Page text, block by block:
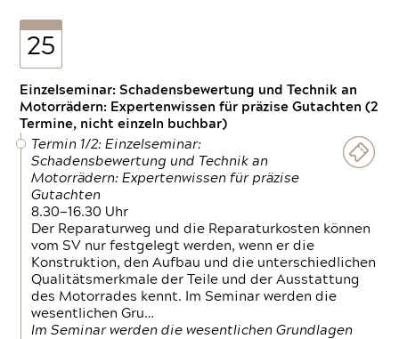
25
Einzelseminar: Schadensbewertung und Technik an
Motorrädern: Expertenwissen für präzise Gutachten (2
Termine, nicht einzeln buchbar)
Termin 1/2: Einzelseminar:
Schadensbewertung und Technik an
Motorrädern: Expertenwissen für präzise
Gutachten
8.30—16.30 Uhr
Der Reparaturweg und die Reparaturkosten können
vom SV nur festgelegt werden, wenn er die
Konstruktion, den Aufbau und die unterschiedlichen
Qualitätsmerkmale der Teile und der Ausstattung
des Motorrades kennt. Im Seminar werden die
wesentlichen Gru…
Im Seminar werden die wesentlichen Grundlagen